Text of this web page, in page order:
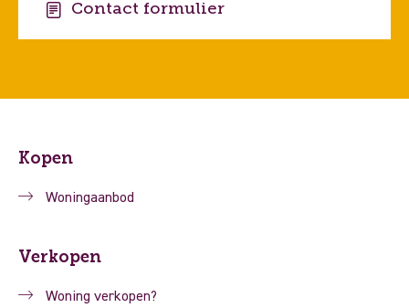
Contact formulier
Kopen
Woningaanbod
Verkopen
Woning verkopen?